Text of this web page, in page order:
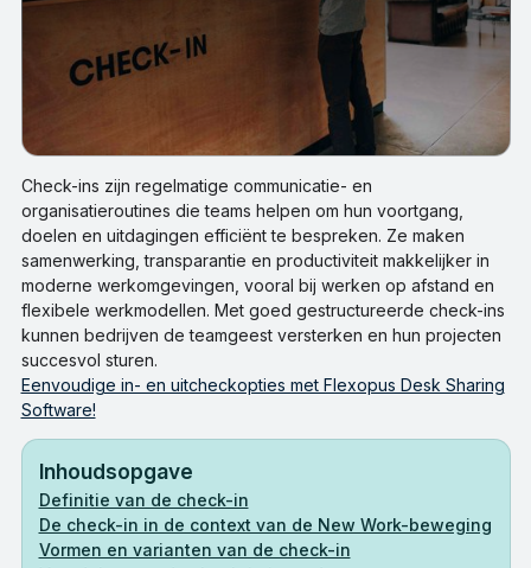
Check-ins zijn regelmatige communicatie- en
organisatieroutines die teams helpen om hun voortgang,
doelen en uitdagingen efficiënt te bespreken. Ze maken
samenwerking, transparantie en productiviteit makkelijker in
moderne werkomgevingen, vooral bij werken op afstand en
flexibele werkmodellen. Met goed gestructureerde check-ins
kunnen bedrijven de teamgeest versterken en hun projecten
succesvol sturen.
Eenvoudige in- en uitcheckopties met Flexopus Desk Sharing
Software!
Inhoudsopgave
Definitie van de check-in
De check-in in de context van de New Work-beweging
Vormen en varianten van de check-in